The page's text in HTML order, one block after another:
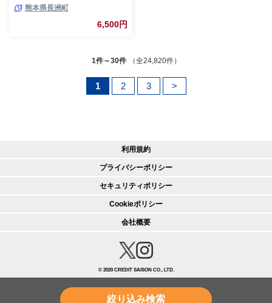
傷 ご家庭用 SDGs 小玉 たっぷ
り 熊本県 産 S-3Sサイズ フル
ーツ 旬 柑橘 長洲町 温州みかん
熊本県長洲町
6,500円
1件～30件 （全24,820件）
1 2 3 >
利用規約
プライバシーポリシー
セキュリティポリシー
Cookieポリシー
会社概要
© 2020 CREDIT SAISON CO., LTD.